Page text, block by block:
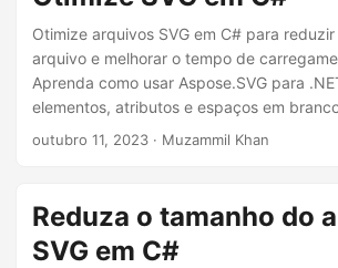
Otimize arquivos SVG em C# para
arquivo e melhorar o tempo de
Aprenda como usar Aspose.SVG para
elementos, atributos e espaços em
de seus SVGs.
outubro 11, 2023 · Muzammil Khan
Reduza o tamanho do
SVG em C#